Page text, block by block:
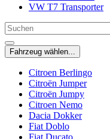
VW T7 Transporter
Fahrzeug wählen...
Citroen Berlingo
Citroën Jumper
Citroën Jumpy
Citroen Nemo
Dacia Dokker
Fiat Doblo
Fiat Ducato